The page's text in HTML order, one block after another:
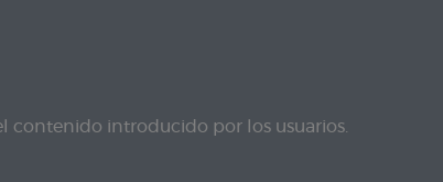
contenido introducido por los usuarios.